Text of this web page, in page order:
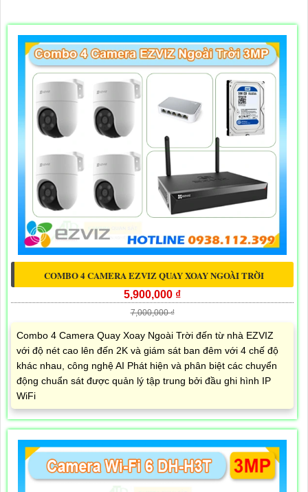
COMBO 4 CAMERA EZVIZ QUAY XOAY NGOÀI TRỜI
5,900,000 ₫
7,000,000 ₫
Combo 4 Camera Quay Xoay Ngoài Trời đến từ nhà EZVIZ
với độ nét cao lên đến 2K và giám sát ban đêm với 4 chế độ
khác nhau, công nghệ AI Phát hiện và phân biệt các chuyển
động chuẩn sát được quản lý tập trung bởi đầu ghi hình IP
WiFi